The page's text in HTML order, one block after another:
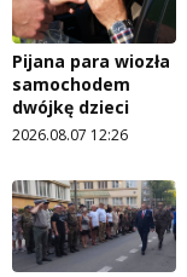
Pijana para wiozła
samochodem
dwójkę dzieci
2026.08.07 12:26